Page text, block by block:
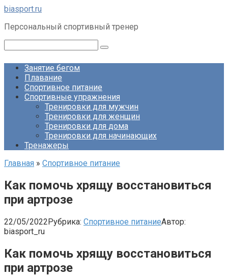
Перейти
контенту
biasport.ru
Персональный спортивный тренер
Занятие бегом
Плавание
Спортивное питание
Спортивные упражнения
Тренировки для мужчин
Тренировки для женщин
Тренировки для дома
Тренировки для начинающих
Тренажеры
Главная » Спортивное питание
Как помочь хрящу восстановиться
при артрозе
22/05/2022Рубрика: Спортивное питаниеАвтор:
biasport_ru
Как помочь хрящу восстановиться
при артрозе